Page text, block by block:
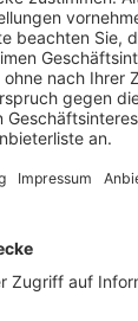
Bereits vor
in
haben sich die